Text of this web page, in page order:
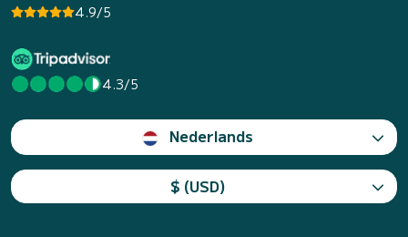
4.9/5
4.3/5
Nederlands
$ (USD)